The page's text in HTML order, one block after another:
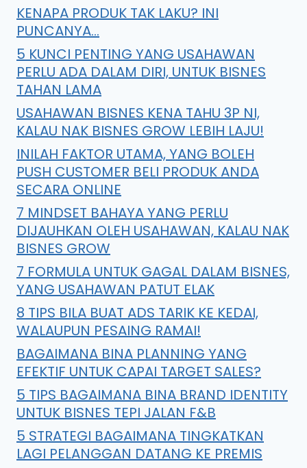
KENAPA PRODUK TAK LAKU? INI
PUNCANYA…
5 KUNCI PENTING YANG USAHAWAN
PERLU ADA DALAM DIRI, UNTUK BISNES
TAHAN LAMA
USAHAWAN BISNES KENA TAHU 3P NI,
KALAU NAK BISNES GROW LEBIH LAJU!
INILAH FAKTOR UTAMA, YANG BOLEH
PUSH CUSTOMER BELI PRODUK ANDA
SECARA ONLINE
7 MINDSET BAHAYA YANG PERLU
DIJAUHKAN OLEH USAHAWAN, KALAU NAK
BISNES GROW
7 FORMULA UNTUK GAGAL DALAM BISNES,
YANG USAHAWAN PATUT ELAK
8 TIPS BILA BUAT ADS TARIK KE KEDAI,
WALAUPUN PESAING RAMAI!
BAGAIMANA BINA PLANNING YANG
EFEKTIF UNTUK CAPAI TARGET SALES?
5 TIPS BAGAIMANA BINA BRAND IDENTITY
UNTUK BISNES TEPI JALAN F&B
5 STRATEGI BAGAIMANA TINGKATKAN
LAGI PELANGGAN DATANG KE PREMIS